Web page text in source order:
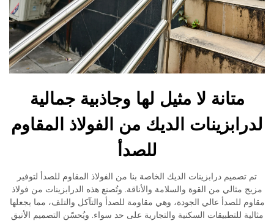
متانة لا مثيل لها وجاذبية جمالية
لدرابزينات الديك من الفولاذ المقاوم
للصدأ
تم تصميم درابزينات الديك الخاصة بنا من الفولاذ المقاوم للصدأ لتوفير
مزيج مثالي من القوة والسلامة والأناقة. وتُصنع هذه الدرابزينات من فولاذ
مقاوم للصدأ عالي الجودة، وهي مقاومة للصدأ والتآكل والتلف، مما يجعلها
مثالية للتطبيقات السكنية والتجارية على حد سواء. ويُحسّن التصميم الأنيق